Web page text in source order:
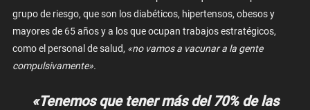
grupo de riesgo, que son los diabéticos, hipertensos, obesos y
mayores de 65 años y a los que ocupan trabajos estratégicos,
como el personal de salud, «no vamos a vacunar a la gente
compulsivamente».
«Tenemos que tener más del 70% de las